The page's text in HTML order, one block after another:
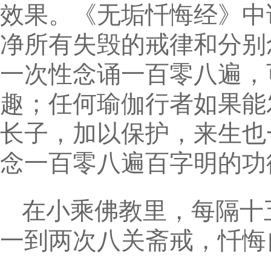
效果。《无垢忏悔经》
净所有失毁的戒律和分
一次性念诵一百零八遍
趣；任何瑜伽行者如果
长子，加以保护，来生
念一百零八遍百字明的
在小乘佛教里，每隔
一到两次八关斋戒，忏